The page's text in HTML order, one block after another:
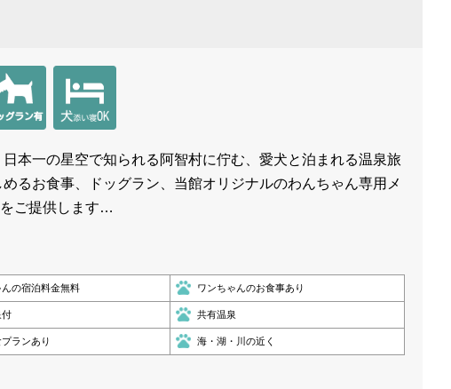
本一の星空で知られる阿智村に佇む、愛犬と泊まれる温泉旅
るお食事、ドッグラン、当館オリジナルのわんちゃん専用メ
ご提供します…
んの宿泊料金無料 ワンちゃんのお食事あり
付 共有温泉
ランあり 海・湖・川の近く